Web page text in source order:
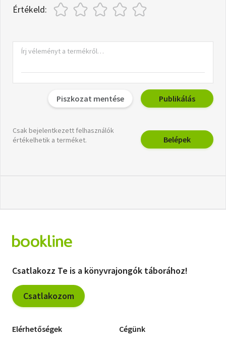
Értékeld:
Piszkozat mentése Publikálás
Csak bejelentkezett felhasználók
értékelhetik a terméket.
Belépek
Csatlakozz Te is a könyvrajongók táborához!
Csatlakozom
Elérhetőségek Cégünk